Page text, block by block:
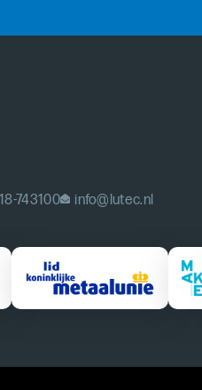
743100 info@lutec.nl